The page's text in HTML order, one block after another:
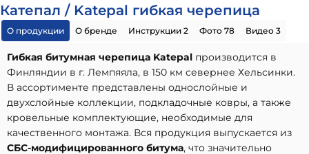
Катепал / Katepal гибкая черепица
О продукции О бренде Инструкции 2 Фото 78 Видео 3
Гибкая битумная черепица Katepal производится в
Финляндии в г. Лемпяяла, в 150 км севернее Хельсинки.
В ассортименте представлены однослойные и
двухслойные коллекции, подкладочные ковры, а также
кровельные комплектующие, необходимые для
качественного монтажа. Вся продукция выпускается из
СБС-модифицированного битума, что значительно